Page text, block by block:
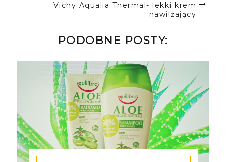
Vichy Aqualia Thermal- lekki krem
nawilżający
PODOBNE POSTY: